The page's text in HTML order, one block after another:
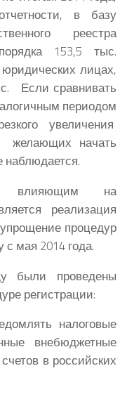
в базу
реестра
153,5 тыс.
лицах,
Если сравнивать
периодом
увеличения
желающих начать
наблюдается.
влияющим на
реализация
процедур
мая 2014 года.
проведены
регистрации:
налоговые
внебюджетные
в российских